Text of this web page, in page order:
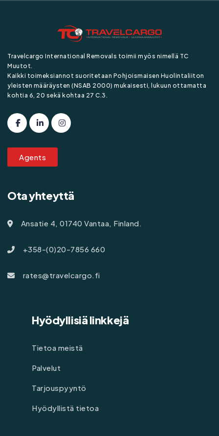
Travelcargo International Removals toimii myös nimellä TC
Muutot.
Kaikki toimeksiannot suoritetaan Pohjoismaisen Huolintaliiton
yleisten määräysten (NSAB 2000) mukaisesti, lukuun ottamatta
kohtia 6, 20 sekä kohtaa 27 C.3.
Agents
Ota yhteyttä
Ansatie 4, 01740 Vantaa, Finland.
+358-(0)20-7856 660
rates@travelcargo.fi
Hyödyllisiä linkkejä
Tietoa meistä
Palvelut
Tarjouspyyntö
Hyödyllistä tietoa